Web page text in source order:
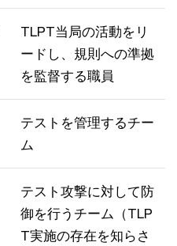
TLPT当局の活動をリ
ードし、規則への準拠
を監督する職員
テストを管理するチー
ム
テスト攻撃に対して防
御を行うチーム（TLP
T実施の存在を知らさ